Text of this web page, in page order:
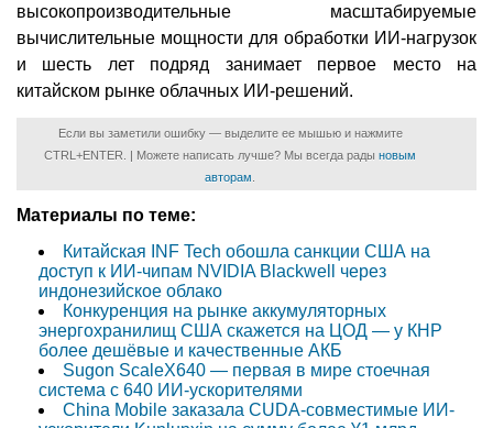
высокопроизводительные масштабируемые
вычислительные мощности для обработки ИИ-нагрузок
и шесть лет подряд занимает первое место на
китайском рынке облачных ИИ-решений.
Если вы заметили ошибку — выделите ее мышью и нажмите
CTRL+ENTER. | Можете написать лучше? Мы всегда рады новым
авторам
Материалы по теме:
Китайская INF Tech обошла санкции США на
доступ к ИИ-чипам NVIDIA Blackwell через
индонезийское облако
Конкуренция на рынке аккумуляторных
энергохранилищ США скажется на ЦОД — у КНР
более дешёвые и качественные АКБ
Sugon ScaleX640 — первая в мире стоечная
система с 640 ИИ-ускорителями
China Mobile заказала CUDA-совместимые ИИ-